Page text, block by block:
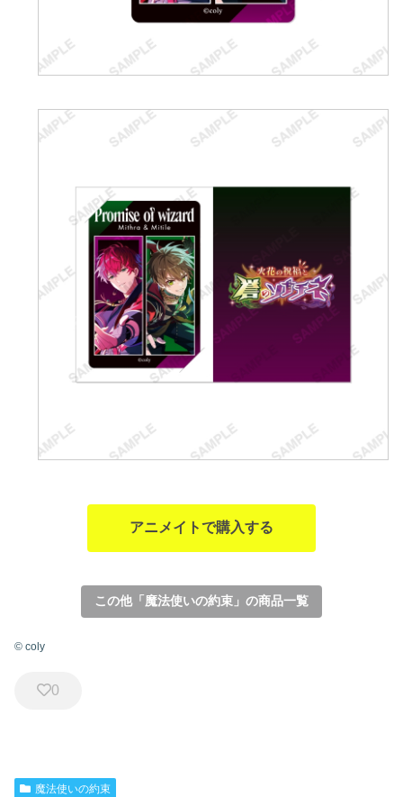
アニメイトで購入する
この他「魔法使いの約束」の商品一覧
© coly
0
魔法使いの約束